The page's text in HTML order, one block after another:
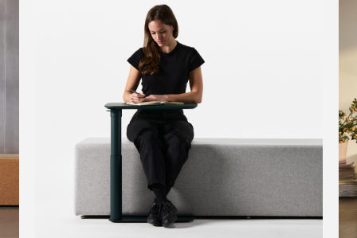
Close
Box